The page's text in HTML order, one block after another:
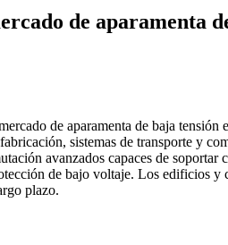
de aparamenta
de aparamenta de baja
sistemas de transporte y
avanzados capaces de
de bajo voltaje. Los edificios
plazo.